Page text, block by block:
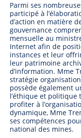
Parmi ses
participé à
d’action en matière
gouvernance
mensuelle au
Internet afin de
instances et leur
leur patrimoine
d’information. Mme
stratégie
possède également
l’éthique et
profiter à
dynamique, Mme
ses compétences
national des mines.